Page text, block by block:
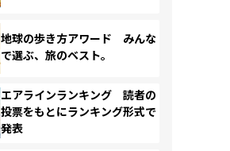
地球の歩き方アワード みんな
で選ぶ、旅のベスト。
エアラインランキング 読者の
投票をもとにランキング形式で
発表